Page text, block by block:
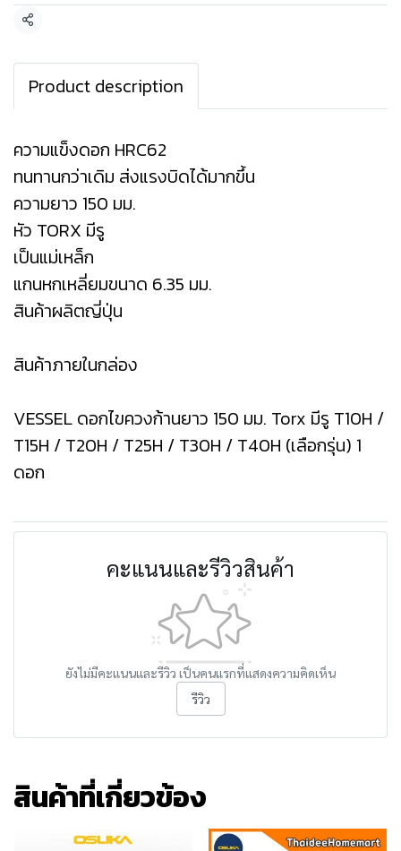
แชร์
Product description
ความแข็งดอก HRC62
ทนทานกว่าเดิม ส่งแรงบิดได้มากขึ้น
ความยาว 150 มม.
หัว TORX มีรู
เป็นแม่เหล็ก
แกนหกเหลี่ยมขนาด 6.35 มม.
สินค้าผลิตญี่ปุ่น
สินค้าภายในกล่อง
VESSEL ดอกไขควงก้านยาว 150 มม. Torx มีรู T10H /
T15H / T20H / T25H / T30H / T40H (เลือกรุ่น) 1
ดอก
คะแนนและรีวิวสินค้า
ยังไม่มีคะแนนและรีวิว เป็นคนแรกที่แสดงความคิดเห็น
รีวิว
สินค้าที่เกี่ยวข้อง